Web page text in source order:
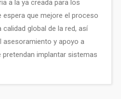
a la ya creada para los
espera que mejore el proceso
global de la red, así
asesoramiento y apoyo a
pretendan implantar sistemas